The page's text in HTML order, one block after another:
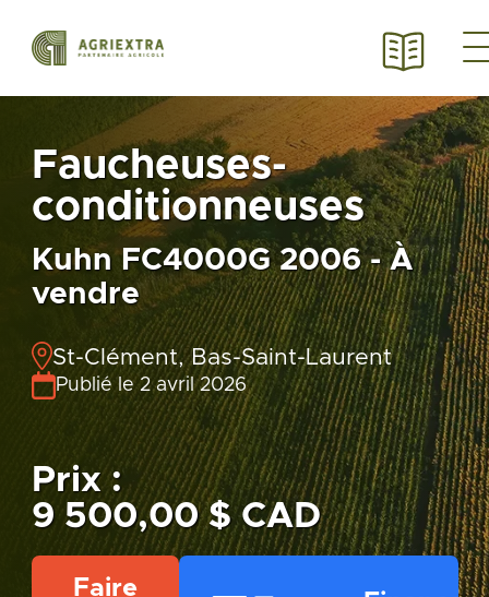
Faucheuses-
conditionneuses
Kuhn FC4000G 2006 - À
vendre
St-Clément, Bas-Saint-Laurent
Publié le 2 avril 2026
Prix :
9 500,00 $ CAD
Faire